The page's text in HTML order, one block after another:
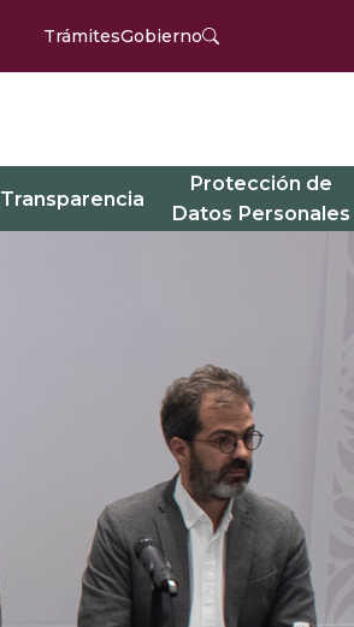
TrámitesGobierno
Transparencia
Protección de
Datos Personales